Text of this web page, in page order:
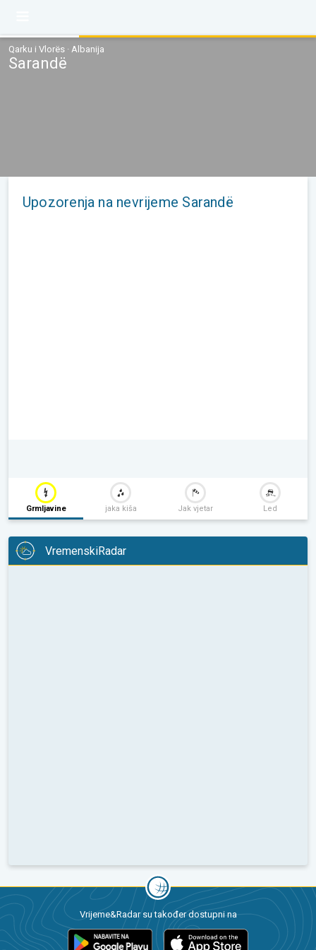
Qarku i Vlorës · Albanija
Sarandë
Upozorenja na nevrijeme Sarandë
Grmljavine jaka kiša Jak vjetar Led
VremenskiRadar
Vrijeme&Radar su također dostupni na